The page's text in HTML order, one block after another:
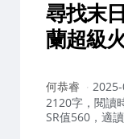
尋找末
蘭超級
作
者：
何恭睿
2120字，閱讀
SR值560，適